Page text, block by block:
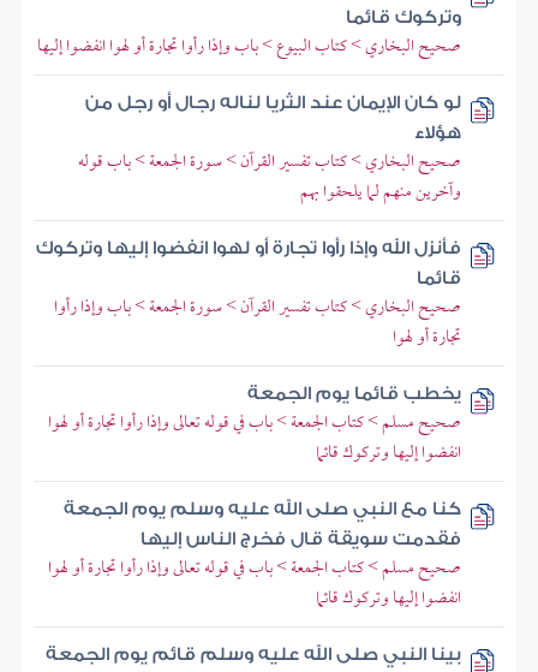
وتركوك قائما
صحيح البخاري > كتاب البيوع > باب وإذا رأوا تجارة أو لهوا انفضوا إليها
لو كان الإيمان عند الثريا لناله رجال أو رجل من
هؤلاء
صحيح البخاري > كتاب تفسير القرآن > سورة الجمعة > باب قوله
وآخرين منهم لما يلحقوا بهم
فأنزل الله وإذا رأوا تجارة أو لهوا انفضوا إليها وتركوك
قائما
صحيح البخاري > كتاب تفسير القرآن > سورة الجمعة > باب وإذا رأوا
تجارة أو لهوا
يخطب قائما يوم الجمعة
صحيح مسلم > كتاب الجمعة > باب في قوله تعالى وإذا رأوا تجارة أو لهوا
انفضوا إليها وتركوك قائما
كنا مع النبي صلى الله عليه وسلم يوم الجمعة
فقدمت سويقة قال فخرج الناس إليها
صحيح مسلم > كتاب الجمعة > باب في قوله تعالى وإذا رأوا تجارة أو لهوا
انفضوا إليها وتركوك قائما
بينا النبي صلى الله عليه وسلم قائم يوم الجمعة